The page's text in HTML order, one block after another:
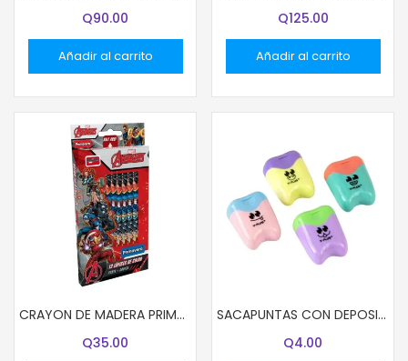
Q90.00
Añadir al carrito
Q125.00
Añadir al carrito
CRAYON DE MADERA PRIMAVERA 12 COL LARGO 13001 DISNEY NIÑO
Q35.00
SACAPUNTAS CON DEPOSITO Y-PLUS SX23010 SMILE
Q4.00